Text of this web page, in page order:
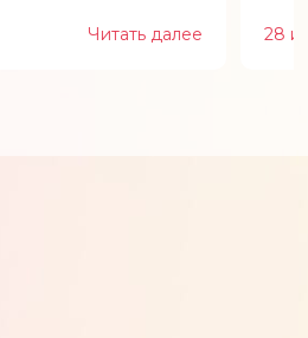
Читать далее 28